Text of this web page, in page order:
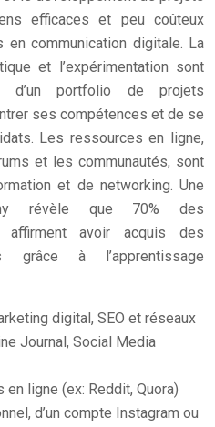
efficaces et peu coûteux
en communication digitale. La
et l’expérimentation sont
d’un portfolio de projets
ses compétences et de se
Les ressources en ligne,
et les communautés, sont
et de networking. Une
révèle que 70% des
avoir acquis des
grâce à l’apprentissage
digital, SEO et réseaux
Journal, Social Media
ligne (ex: Reddit, Quora)
d’un compte Instagram ou